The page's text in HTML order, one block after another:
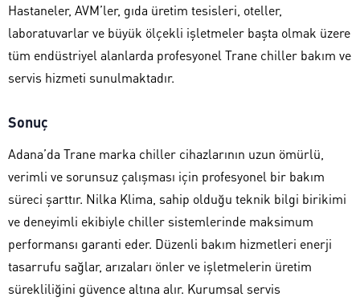
Hastaneler, AVM’ler, gıda üretim tesisleri, oteller,
laboratuvarlar ve büyük ölçekli işletmeler başta olmak üzere
tüm endüstriyel alanlarda profesyonel Trane chiller bakım ve
servis hizmeti sunulmaktadır.
Sonuç
Adana’da Trane marka chiller cihazlarının uzun ömürlü,
verimli ve sorunsuz çalışması için profesyonel bir bakım
süreci şarttır. Nilka Klima, sahip olduğu teknik bilgi birikimi
ve deneyimli ekibiyle chiller sistemlerinde maksimum
performansı garanti eder. Düzenli bakım hizmetleri enerji
tasarrufu sağlar, arızaları önler ve işletmelerin üretim
sürekliliğini güvence altına alır. Kurumsal servis